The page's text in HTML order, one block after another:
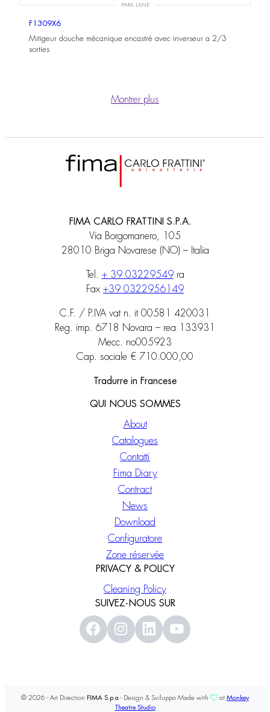
PARK LANE
F1309X6
Mitigeur douche mécanique encastré avec inverseur a 2/3
sorties
Montrer plus
FIMA CARLO FRATTINI S.P.A.
Via Borgomanero, 105
28010 Briga Novarese (NO) – Italia
Tel. + 39 03229549ra
Fax +39 0322956149
C.F. / P.IVA vat n. it 00581 420031
Reg. imp. 6718 Novara – rea 133931
Mecc. no005923
Cap. sociale € 710.000,00
Tradurre in Francese
QUI NOUS SOMMES
About
Catalogues
Contatti
Fima Diary
Contract
News
Download
Configuratore
Zone réservée
PRIVACY & POLICY
Cleaning Policy
SUIVEZ-NOUS SUR
© 2026 - Art Direction FIMA S.p.a - Design & Sviluppo Made with at Monkey
Theatre Studio